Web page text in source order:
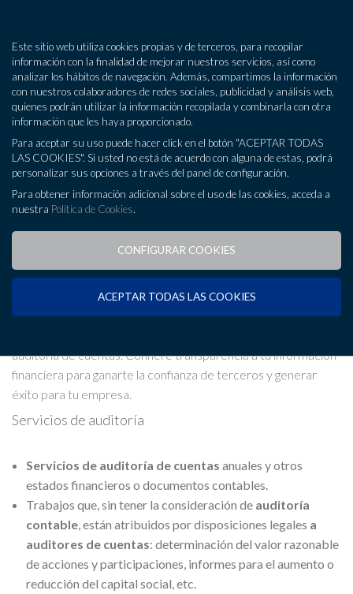
Este sitio web utiliza cookies propias y de terceros, para recopilar
información con la finalidad de mejorar nuestros servicios, así como
analizar los hábitos de navegación. Además, compartimos la información
con nuestros colaboradores de redes sociales, publicidad y análisis web,
quienes podrán utilizar la información recopilada y combinarla con otra
información que les haya proporcionado.
Para aceptar su uso puede hacer click en el botón "ACEPTAR TODAS
LAS COOKIES". Si usted no está de acuerdo con alguna de estas, podrá
personalizar sus opciones a través del panel de configuración.
Para obtener información adicional sobre el uso de las cookies, acceda a
nuestra Política de Cookies.
CONFIGURAR COOKIES
ACEPTAR TODAS LAS COOKIES
¿Quienes somos?
Asesoría
Consultoría
922 724 196
Auditoría
valor añadidoen tu actividad agilizando
procedimientos a través de la utilización de nuestros sistemas
auditoría de cuentas. Confiere transparencia a tu información
financiera para ganarte la confianza de terceros y generar
éxito para tu empresa.
Servicios de auditoría
Servicios de auditoría de cuentas anuales y otros
estados financieros o documentos contables.
Trabajos que, sin tener la consideración de auditoría
contable, están atribuidos por disposiciones legales a
auditores de cuentas: determinación del valor razonable
de acciones y participaciones, informes para el aumento o
reducción del capital social, etc.